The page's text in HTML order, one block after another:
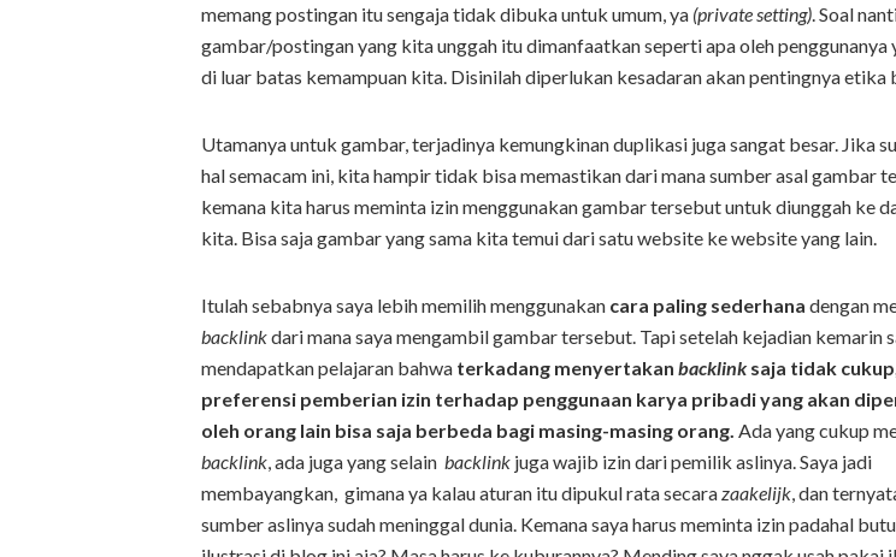
memang postingan itu sengaja tidak dibuka untuk umum, ya (private setting). Soal
gambar/postingan yang kita unggah itu dimanfaatkan seperti apa oleh penggunanya
di luar batas kemampuan kita. Disinilah diperlukan kesadaran akan pentingnya etika
Utamanya untuk gambar, terjadinya kemungkinan duplikasi juga sangat besar. Jika
hal semacam ini, kita hampir tidak bisa memastikan dari mana sumber asal gambar
kemana kita harus meminta izin menggunakan gambar tersebut untuk diunggah ke
kita. Bisa saja gambar yang sama kita temui dari satu website ke website yang lain.
Itulah sebabnya saya lebih memilih menggunakan cara paling sederhana dengan
backlinkdari mana saya mengambil gambar tersebut. Tapi setelah kejadian kemarin
mendapatkan pelajaran bahwa terkadang menyertakan backlink saja tidak
preferensi pemberian izin terhadap penggunaan karya pribadi yang akan
oleh orang lain bisa saja berbeda bagi masing-masing orang. Ada yang cukup
backlink, ada juga yang selain backlink juga wajib izin dari pemilik aslinya. Saya jadi
membayangkan, gimana ya kalau aturan itu dipukul rata secarazaakelijk, dan
sumber aslinya sudah meninggal dunia. Kemana saya harus meminta izin padahal